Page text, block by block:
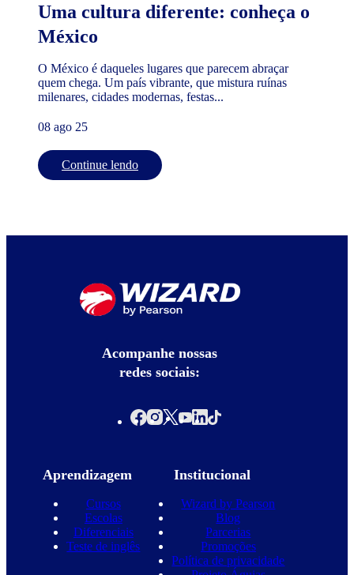
Uma cultura diferente: conheça o
México
O México é daqueles lugares que parecem abraçar
quem chega. Um país vibrante, que mistura ruínas
milenares, cidades modernas, festas...
08 ago 25
Continue lendo
Acompanhe nossas
redes sociais:
Aprendizagem
Cursos
Escolas
Diferenciais
Teste de inglês
Institucional
Wizard by Pearson
Blog
Parcerias
Promoções
Política de privacidade